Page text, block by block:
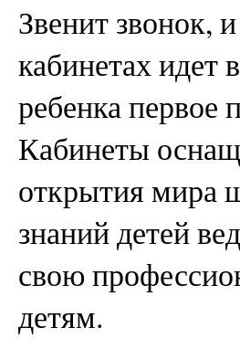
Звенит звонок,
кабинетах идет
ребенка первое
Кабинеты
открытия мира
знаний детей
свою
детям.